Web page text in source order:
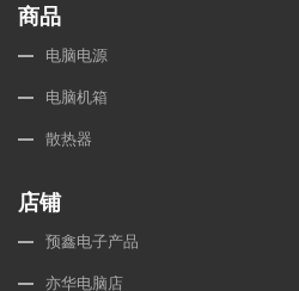
商品
电脑电源
电脑机箱
散热器
店铺
预鑫电子产品
亦华电脑店